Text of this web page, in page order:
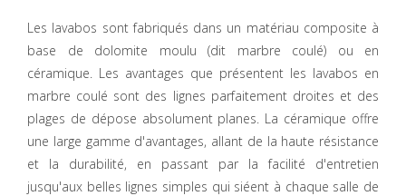
Les lavabos sont fabriqués dans un matériau composite à
base de dolomite moulu (dit marbre coulé) ou en
céramique. Les avantages que présentent les lavabos en
marbre coulé sont des lignes parfaitement droites et des
plages de dépose absolument planes. La céramique offre
une large gamme d'avantages, allant de la haute résistance
et la durabilité, en passant par la facilité d'entretien
jusqu'aux belles lignes simples qui siéent à chaque salle de